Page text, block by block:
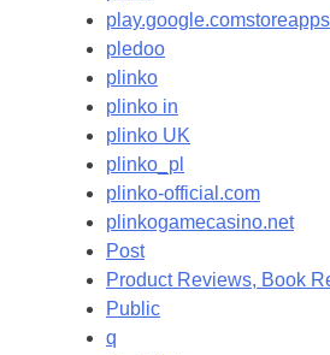
pledoo
plinko
plinko in
plinko UK
plinko_pl
plinko-official.com
plinkogamecasino.net
Post
Product Reviews, Book
Public
q